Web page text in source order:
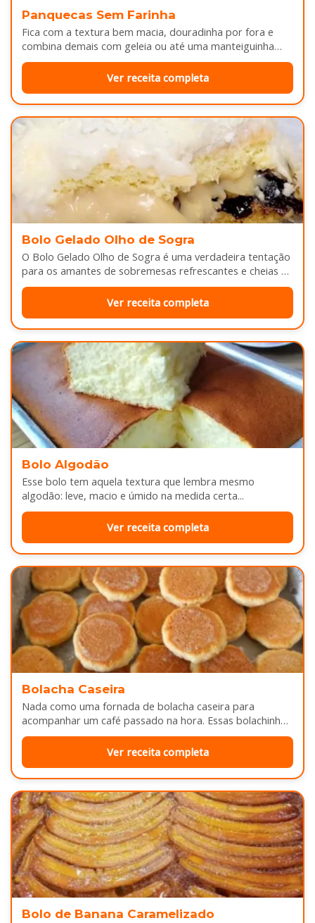
Panquecas Sem Farinha
Fica com a textura bem macia, douradinha por fora e
combina demais com geleia ou até uma manteiguinha
derretendo por cima...
Ver receita completa
Bolo Gelado Olho de Sogra
O Bolo Gelado Olho de Sogra é uma verdadeira tentação
para os amantes de sobremesas refrescantes e cheias de
sabor...
Ver receita completa
Bolo Algodão
Esse bolo tem aquela textura que lembra mesmo
algodão: leve, macio e úmido na medida certa...
Ver receita completa
Bolacha Caseira
Nada como uma fornada de bolacha caseira para
acompanhar um café passado na hora. Essas bolachinhas
ficam levemente douradas por…
Ver receita completa
Bolo de Banana Caramelizado